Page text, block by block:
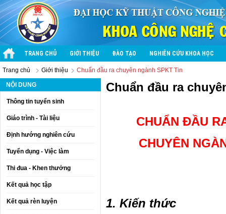
TRANG CHỦ GIỚI THIỆU ĐÀO TẠO NGHIÊN CỨU KHOA HỌC
Trang chủ Giới thiệu Chuẩn đầu ra chuyên ngành SPKT Tin
NỘI DUNG
Thông tin tuyển sinh
Giáo trình - Tài liệu
Định hướng nghiên cứu
Tuyển dụng - Việc làm
Thi đua - Khen thưởng
Kết quả học tập
Kết quả rèn luyện
Chuẩn đầu ra
CHUẨN ĐẦU
CHUYÊN
1. Kiến thức